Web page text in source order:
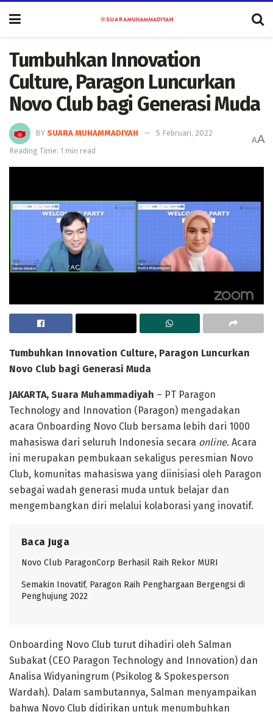
Tumbuhkan Innovation
Culture, Paragon Luncurkan
Novo Club bagi Generasi Muda
BY SUARA MUHAMMADIYAH
5 Februari, 2022
Reading Time: 1 min read
AA
Tumbuhkan Innovation Culture, Paragon Luncurkan
Novo Club bagi Generasi Muda
JAKARTA, Suara Muhammadiyah – PT Paragon
Technology and Innovation (Paragon) mengadakan
acara Onboarding Novo Club bersama lebih dari 1000
mahasiswa dari seluruh Indonesia secara online. Acara
ini merupakan pembukaan sekaligus peresmian Novo
Club, komunitas mahasiswa yang diinisiasi oleh Paragon
sebagai wadah generasi muda untuk belajar dan
mengembangkan diri melalui kolaborasi yang inovatif.
Baca Juga
Novo Club ParagonCorp Berhasil Raih Rekor MURI
Semakin Inovatif, Paragon Raih Penghargaan Bergengsi di
Penghujung 2022
Onboarding Novo Club turut dihadiri oleh Salman
Subakat (CEO Paragon Technology and Innovation) dan
Analisa Widyaningrum (Psikolog & Spokesperson
Wardah). Dalam sambutannya, Salman menyampaikan
bahwa Novo Club didirikan untuk menumbuhkan